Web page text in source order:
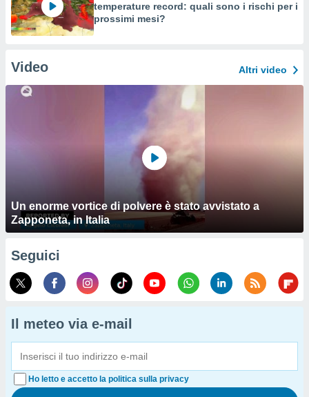
temperature record: quali sono i rischi per i
prossimi mesi?
Video Altri video
Un enorme vortice di polvere è stato avvistato a
Zapponeta, in Italia
Seguici
Il meteo via e-mail
Ho letto e accetto la politica sulla privacy